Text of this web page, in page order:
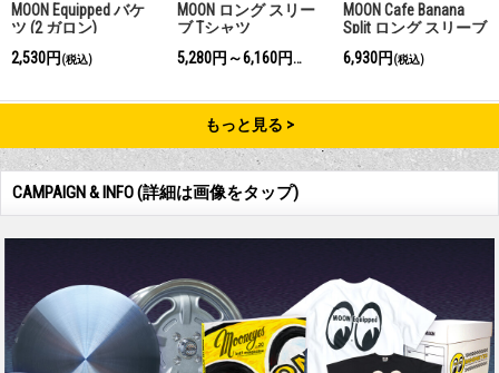
MOON Equipped バケ
ツ (2 ガロン)
2,530円 (税込)
MOON ロング スリー
ブ Tシャツ
5,280円～6,160円
(税込)
MOON Cafe Banana
Split ロング スリーブ
Tシャツ
6,930円 (税込)
もっと見る
CAMPAIGN & INFO (詳細は画像をタップ)